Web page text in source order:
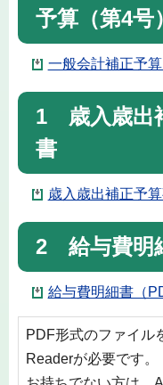
予算（第4号）
一般会計補正予
1 歳入歳出
書
歳入歳出補正予
2 給与費明
給与費明細書（
PDF形式のファイル
Readerが必要です。